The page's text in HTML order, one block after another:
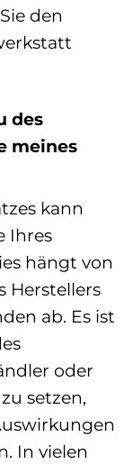
den
des
meines
kann
Ihres
hängt von
Herstellers
ab. Es ist
oder
setzen,
In vielen